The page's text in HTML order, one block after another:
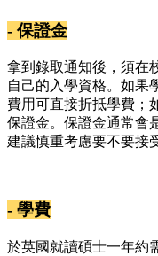
- 保證金
拿到錄取通知後，須在
自己的入學資格。如果
費用可直接折抵學費；
保證金。保證金通常會
建議慎重考慮要不要接
- 學費
於英國就讀碩士一年約